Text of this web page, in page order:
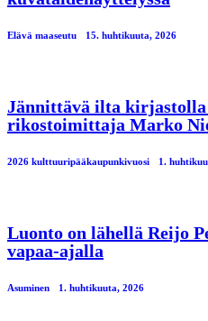
Elävä maaseutu 15. huhtikuuta, 2026
Jännittävä ilta kirjastolla
rikostoimittaja Marko
2026 kulttuuripääkaupunkivuosi 1.
Luonto on lähellä Reijo
vapaa-ajalla
Asuminen 1. huhtikuuta, 2026